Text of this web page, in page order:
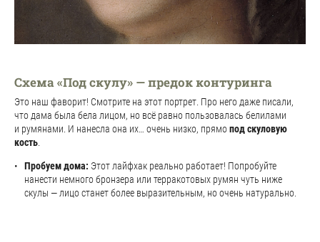
Схема «Под скулу» — предок контуринга
Это наш фаворит! Смотрите на этот портрет. Про него даже писали,
что дама была бела лицом, но всё равно пользовалась белилами
и румянами. И нанесла она их… очень низко, прямо под скуловую
кость.
Пробуем дома: Этот лайфхак реально работает! Попробуйте
нанести немного бронзера или терракотовых румян чуть ниже
скулы — лицо станет более выразительным, но очень натурально.